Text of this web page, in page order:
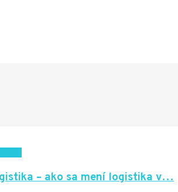
– ako sa mení logistika v…